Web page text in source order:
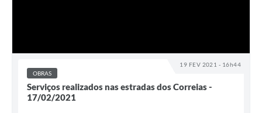
19 FEV 2021 - 16h44
OBRAS
Serviços realizados nas estradas dos Correias -
17/02/2021